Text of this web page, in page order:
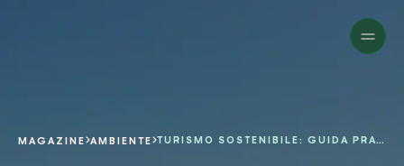
MAGAZINE AMBIENTE TURISMO SOSTENIBILE: GUIDA PRATICA PER VIAGGIARE MEGLIO
Una piattaforma per il tracciamento
della tua azienda.